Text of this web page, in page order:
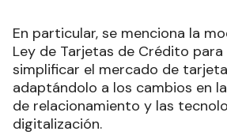
En particular, se menciona la
Ley de Tarjetas de Crédito
simplificar el mercado de
adaptándolo a los cambios en
de relacionamiento y las
digitalización.